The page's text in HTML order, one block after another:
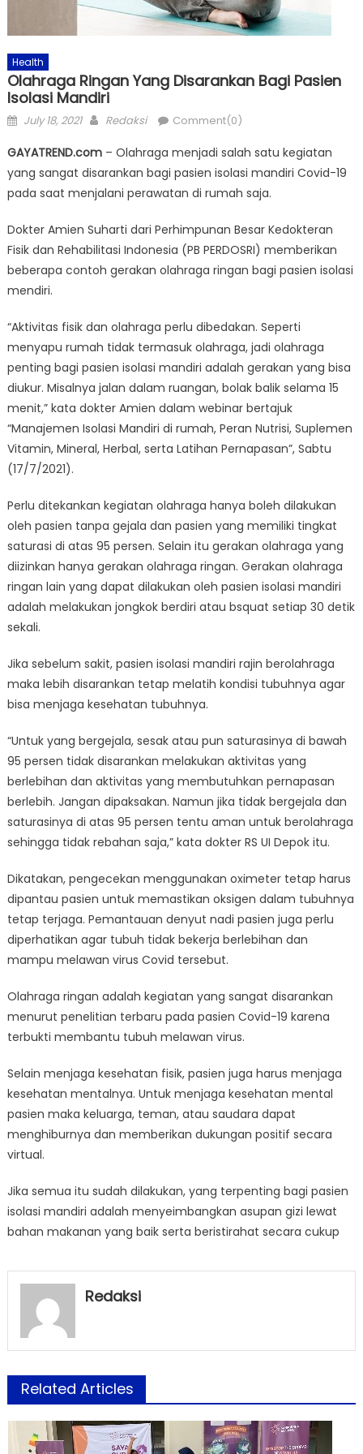
Health
Olahraga Ringan Yang Disarankan Bagi Pasien
Isolasi Mandiri
Posted
July 18, 2021 Author
Redaksi Comment(0)
GAYATREND.com– Olahraga menjadi salah satu kegiatan
yang sangat disarankan bagi pasien isolasi mandiri Covid-19
pada saat menjalani perawatan di rumah saja.
Dokter Amien Suharti dari Perhimpunan Besar Kedokteran
Fisik dan Rehabilitasi Indonesia (PB PERDOSRI) memberikan
beberapa contoh gerakan olahraga ringan bagi pasien isolasi
mendiri.
“Aktivitas fisik dan olahraga perlu dibedakan. Seperti
menyapu rumah tidak termasuk olahraga, jadi olahraga
penting bagi pasien isolasi mandiri adalah gerakan yang bisa
diukur. Misalnya jalan dalam ruangan, bolak balik selama 15
menit,” kata dokter Amien dalam webinar bertajuk
“Manajemen Isolasi Mandiri di rumah, Peran Nutrisi, Suplemen
Vitamin, Mineral, Herbal, serta Latihan Pernapasan”, Sabtu
(17/7/2021).
Perlu ditekankan kegiatan olahraga hanya boleh dilakukan
oleh pasien tanpa gejala dan pasien yang memiliki tingkat
saturasi di atas 95 persen. Selain itu gerakan olahraga yang
diizinkan hanya gerakan olahraga ringan. Gerakan olahraga
ringan lain yang dapat dilakukan oleh pasien isolasi mandiri
adalah melakukan jongkok berdiri atau bsquat setiap 30 detik
sekali.
Jika sebelum sakit, pasien isolasi mandiri rajin berolahraga
maka lebih disarankan tetap melatih kondisi tubuhnya agar
bisa menjaga kesehatan tubuhnya.
“Untuk yang bergejala, sesak atau pun saturasinya di bawah
95 persen tidak disarankan melakukan aktivitas yang
berlebihan dan aktivitas yang membutuhkan pernapasan
berlebih. Jangan dipaksakan. Namun jika tidak bergejala dan
saturasinya di atas 95 persen tentu aman untuk berolahraga
sehingga tidak rebahan saja,” kata dokter RS UI Depok itu.
Dikatakan, pengecekan menggunakan oximeter tetap harus
dipantau pasien untuk memastikan oksigen dalam tubuhnya
tetap terjaga. Pemantauan denyut nadi pasien juga perlu
diperhatikan agar tubuh tidak bekerja berlebihan dan
mampu melawan virus Covid tersebut.
Olahraga ringan adalah kegiatan yang sangat disarankan
menurut penelitian terbaru pada pasien Covid-19 karena
terbukti membantu tubuh melawan virus.
Selain menjaga kesehatan fisik, pasien juga harus menjaga
kesehatan mentalnya. Untuk menjaga kesehatan mental
pasien maka keluarga, teman, atau saudara dapat
menghiburnya dan memberikan dukungan positif secara
virtual.
Jika semua itu sudah dilakukan, yang terpenting bagi pasien
isolasi mandiri adalah menyeimbangkan asupan gizi lewat
bahan makanan yang baik serta beristirahat secara cukup
Redaksi
Related Articles